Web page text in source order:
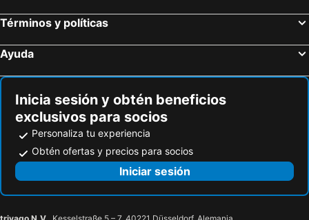
Términos y políticas
Ayuda
Inicia sesión y obtén beneficios
exclusivos para socios
Personaliza tu experiencia
Obtén ofertas y precios para socios
Iniciar sesión